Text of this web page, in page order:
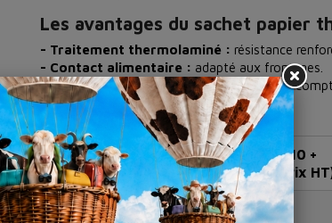
Les avantages du sachet papier
- Traitement thermolaminé : résistance
- Contact alimentaire : adapté aux fromages.
- Format pratique :idéal pour emballage
3-4
(prix HT)
5-9
(prix HT)
10 +
(prix